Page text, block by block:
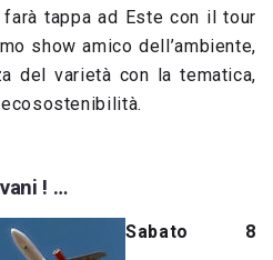
farà tappa ad Este con il tour
show amico dell’ambiente,
del varietà con la tematica,
! …
Sabato 8